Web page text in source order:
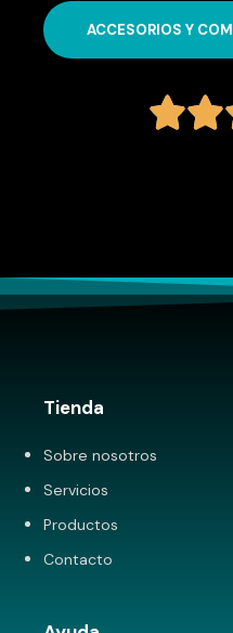
ACCESORIOS Y
Tienda
Sobre nosotros
Servicios
Productos
Contacto